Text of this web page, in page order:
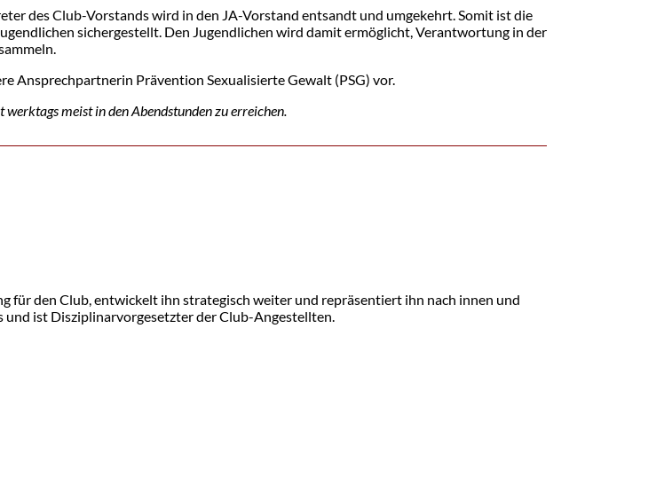
des Club-Vorstands wird in den JA-Vorstand entsandt und umgekehrt. Somit ist die
sichergestellt. Den Jugendlichen wird damit ermöglicht, Verantwortung in der
Ansprechpartnerin Prävention Sexualisierte Gewalt (PSG) vor.
werktags meist in den Abendstunden zu erreichen.
für den Club, entwickelt ihn strategisch weiter und repräsentiert ihn nach innen und
ist Disziplinarvorgesetzter der Club-Angestellten.